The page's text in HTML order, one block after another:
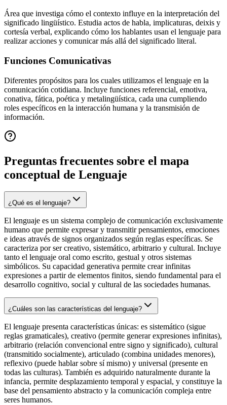
Área que investiga cómo el contexto influye en la interpretación del
significado lingüístico. Estudia actos de habla, implicaturas, deixis y
cortesía verbal, explicando cómo los hablantes usan el lenguaje para
realizar acciones y comunicar más allá del significado literal.
Funciones Comunicativas
Diferentes propósitos para los cuales utilizamos el lenguaje en la
comunicación cotidiana. Incluye funciones referencial, emotiva,
conativa, fática, poética y metalingüística, cada una cumpliendo
roles específicos en la interacción humana y la transmisión de
información.
Preguntas frecuentes sobre el mapa
conceptual de Lenguaje
¿Qué es el lenguaje?
El lenguaje es un sistema complejo de comunicación exclusivamente
humano que permite expresar y transmitir pensamientos, emociones
e ideas através de signos organizados según reglas específicas. Se
caracteriza por ser creativo, sistemático, arbitrario y cultural. Incluye
tanto el lenguaje oral como escrito, gestual y otros sistemas
simbólicos. Su capacidad generativa permite crear infinitas
expresiones a partir de elementos finitos, siendo fundamental para el
desarrollo cognitivo, social y cultural de las sociedades humanas.
¿Cuáles son las características del lenguaje?
El lenguaje presenta características únicas: es sistemático (sigue
reglas gramaticales), creativo (permite generar expresiones infinitas),
arbitrario (relación convencional entre signo y significado), cultural
(transmitido socialmente), articulado (combina unidades menores),
reflexivo (puede hablar sobre sí mismo) y universal (presente en
todas las culturas). También es adquirido naturalmente durante la
infancia, permite desplazamiento temporal y espacial, y constituye la
base del pensamiento abstracto y la comunicación compleja entre
seres humanos.